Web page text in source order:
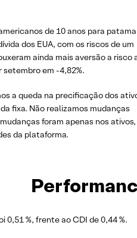
de 10 anos para
dos EUA, com os riscos de um
ainda mais aversão a risco
setembro em -4,82%.
a queda na precificação dos
fixa. Não realizamos mudanças
foram apenas nos ativos,
da plataforma.
%, frente ao CDI de 0,44 %.